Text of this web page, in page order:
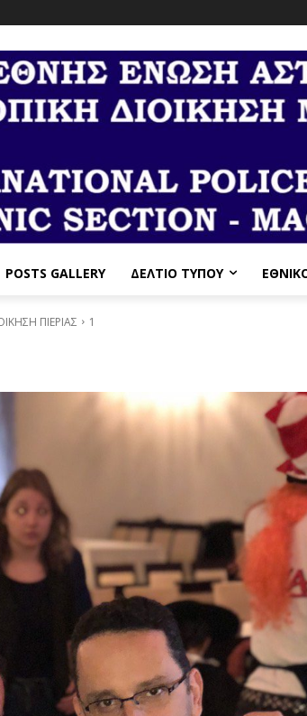
POSTS GALLERY ΔΕΛΤΙΟ ΤΥΠΟΥ
ΠΙΕΡΙΑΣ 1